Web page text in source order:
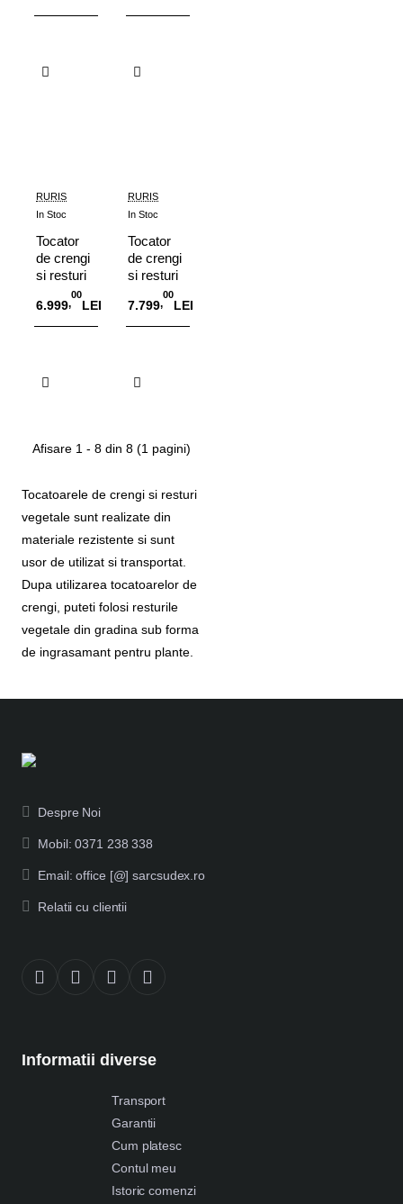
Tocatoarele de crengi si resturi
vegetale sunt realizate din
materiale rezistente si sunt
usor de utilizat si transportat.
Dupa utilizarea tocatoarelor de
crengi, puteti folosi resturile
vegetale din gradina sub forma
de ingrasamant pentru plante.
vegetale
15 CP,
ST500
Autopropulsie
RURIS
In Stoc
Tocator
de crengi
si resturi
vegetale
RURIS
STB 800
6.999,
00
LEI
RURIS
In Stoc
Tocator
de crengi
si resturi
vegetale
Ruris
ST1000
7.799,
00
LEI
Afisare 1 - 8 din 8 (1 pagini)
Despre Noi
Mobil: 0371 238 338
Email: office [@] sarcsudex.ro
Relatii cu clientii
Informatii diverse
Transport
Garantii
Cum platesc
Contul meu
Istoric comenzi